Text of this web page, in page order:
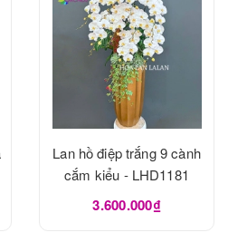
Lan hồ điệp trắng 9 cành
cắm kiểu - LHD1181
3.600.000₫